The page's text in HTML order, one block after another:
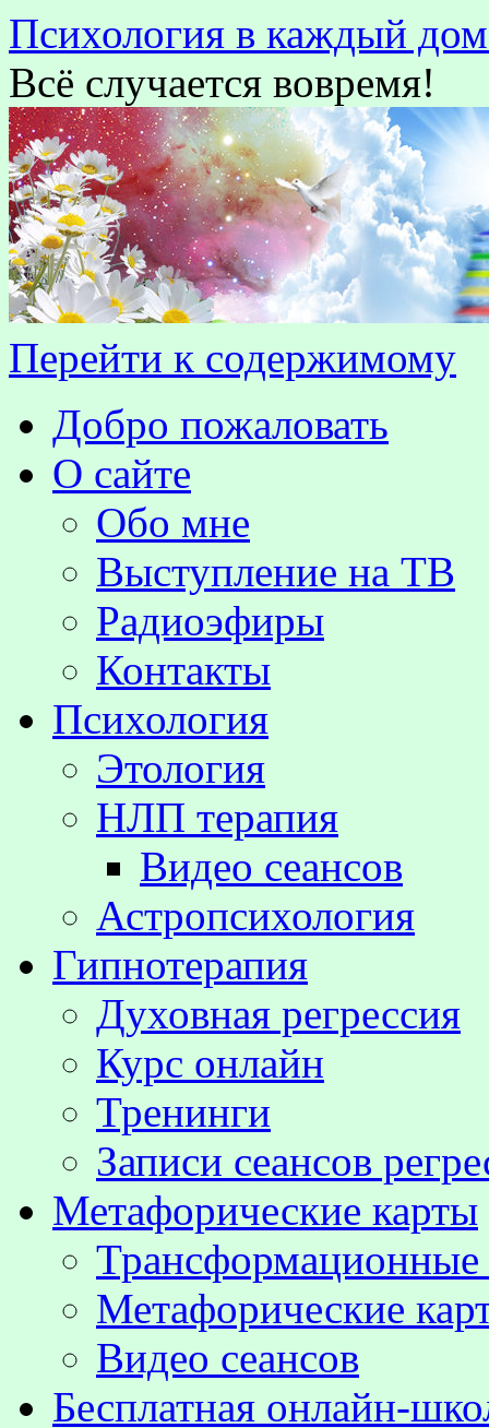
Психология в каждый
Всё случается вовремя!
Перейти к содержимому
Добро пожаловать
О сайте
Обо мне
Выступление на TВ
Радиоэфиры
Контакты
Психология
Этология
НЛП терапия
Видео сеансов
Астропсихология
Гипнотерапия
Духовная регрессия
Курс онлайн
Тренинги
Записи сеансов
Метафорические карты
Метафорические
Видео сеансов
Бесплатная онлайн-